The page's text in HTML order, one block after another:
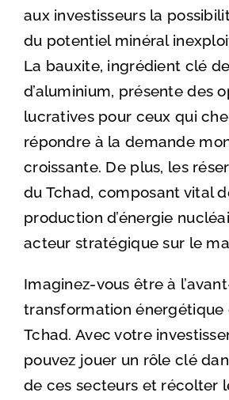
aux investisseurs la
du potentiel minéral
La bauxite, ingrédient clé
d’aluminium, présente des
lucratives pour ceux qui
répondre à la demande
croissante. De plus, les
du Tchad, composant vital
production d’énergie
acteur stratégique sur le
Imaginez-vous être à
transformation énergétique
Tchad. Avec votre
pouvez jouer un rôle clé
de ces secteurs et récolter